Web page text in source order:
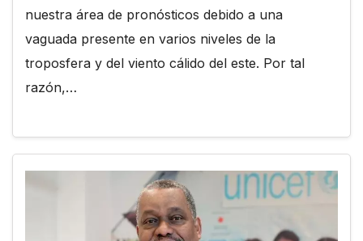
nuestra área de pronósticos debido a una
vaguada presente en varios niveles de la
troposfera y del viento cálido del este. Por tal
razón,…